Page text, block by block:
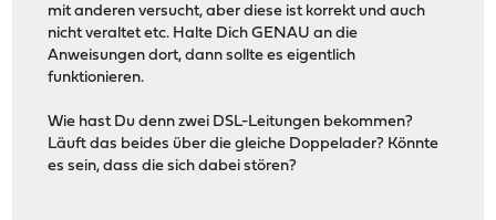
mit anderen versucht, aber diese ist korrekt und auch
nicht veraltet etc. Halte Dich GENAU an die
Anweisungen dort, dann sollte es eigentlich
funktionieren.
Wie hast Du denn zwei DSL-Leitungen bekommen?
Läuft das beides über die gleiche Doppelader? Könnte
es sein, dass die sich dabei stören?